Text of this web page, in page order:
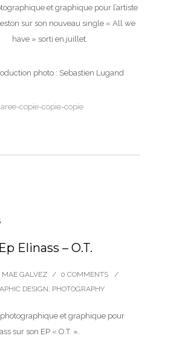
et graphique pour l’artiste
sur son nouveau single « All we
have » sorti en juillet.
photo : Sebastien Lugand
Elinass – O.T.
MAE GALVEZ / 0 COMMENTS
/
DESIGN, PHOTOGRAPHY
et graphique pour
sur son EP « O.T. ».